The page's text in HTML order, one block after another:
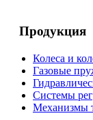
Продукция
Колеса и
Газовые
Системы
Механизмы